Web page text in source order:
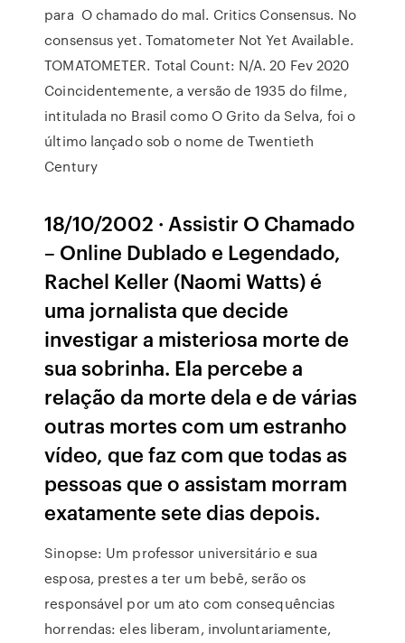
para O chamado do mal. Critics Consensus. No
consensus yet. Tomatometer Not Yet Available.
TOMATOMETER. Total Count: N/A. 20 Fev 2020
Coincidentemente, a versão de 1935 do filme,
intitulada no Brasil como O Grito da Selva, foi o
último lançado sob o nome de Twentieth
Century
18/10/2002 · Assistir O Chamado
– Online Dublado e Legendado,
Rachel Keller (Naomi Watts) é
uma jornalista que decide
investigar a misteriosa morte de
sua sobrinha. Ela percebe a
relação da morte dela e de várias
outras mortes com um estranho
vídeo, que faz com que todas as
pessoas que o assistam morram
exatamente sete dias depois.
Sinopse: Um professor universitário e sua
esposa, prestes a ter um bebê, serão os
responsável por um ato com consequências
horrendas: eles liberam, involuntariamente,